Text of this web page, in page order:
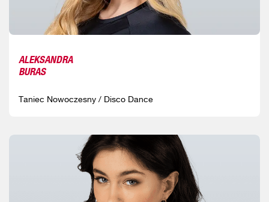
ALEKSANDRA
BURAS
Taniec Nowoczesny / Disco Dance